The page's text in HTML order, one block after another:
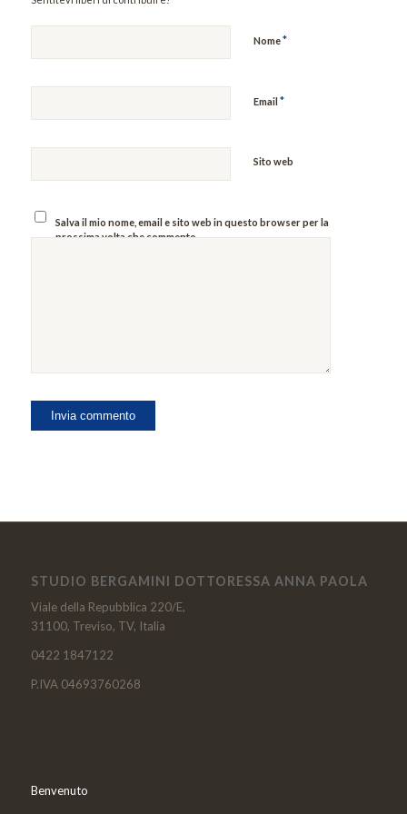
Nome*
Email*
Sito web
Salva il mio nome, email e sito web in questo browser per la
prossima volta che commento.
STUDIO BERGAMINI DOTTORESSA ANNA PAOLA
Viale della Repubblica 220/E,
31100, Treviso, TV, Italia
0422 1847122
P.IVA 04693760268
Benvenuto